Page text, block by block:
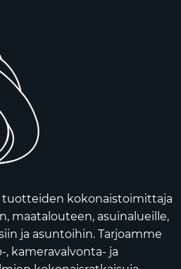
tuotteiden kokonaistoimittaja
maatalouteen, asuinalueille,
ja asuntoihin. Tarjoamme
kameravalvonta- ja